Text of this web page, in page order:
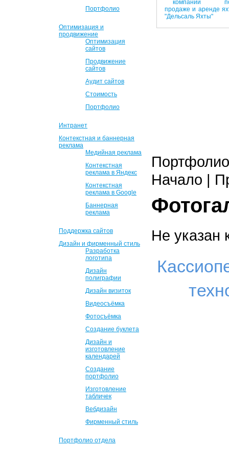
Портфолио
Оптимизация и
продвижение
Оптимизация
сайтов
Продвижение
сайтов
Аудит сайтов
Стоимость
Портфолио
Интранет
Контекстная и баннерная
реклама
Медийная реклама
Контекстная
реклама в Яндекс
Контекстная
реклама в Google
Баннерная
реклама
Поддержка сайтов
Дизайн и фирменный стиль
Разработка
логотипа
Дизайн
полиграфии
Дизайн визиток
Видеосъёмка
Фотосъёмка
Создание буклета
Дизайн и
изготовление
календарей
Создание
портфолио
Изготовление
табличек
Вебдизайн
Фирменный стиль
Портфолио отдела
Начало |
Не указан